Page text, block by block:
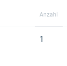
Anzahl
1